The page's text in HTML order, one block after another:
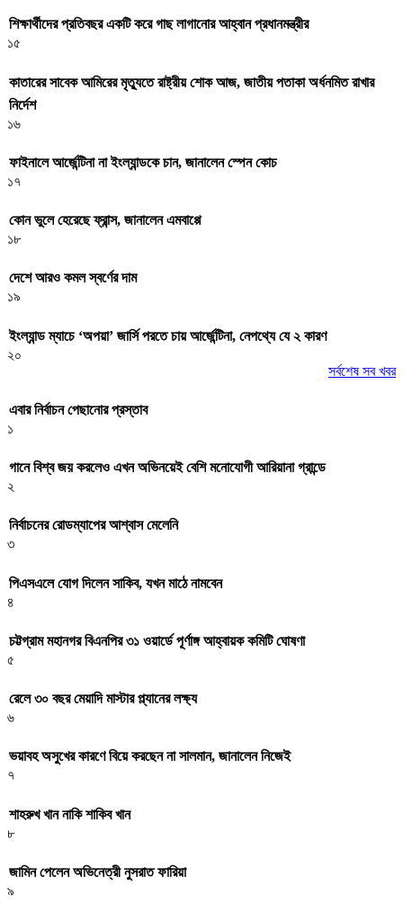
শিক্ষার্থীদের প্রতিবছর একটি করে গাছ লাগানোর আহ্বান প্রধানমন্ত্রীর
১৫
কাতারের সাবেক আমিরের মৃত্যুতে রাষ্ট্রীয় শোক আজ, জাতীয় পতাকা অর্ধনমিত রাখার
নির্দেশ
১৬
ফাইনালে আর্জেন্টিনা না ইংল্যান্ডকে চান, জানালেন স্পেন কোচ
১৭
কোন ভুলে হেরেছে ফ্রান্স, জানালেন এমবাপ্পে
১৮
দেশে আরও কমল স্বর্ণের দাম
১৯
ইংল্যান্ড ম্যাচে ‘অপয়া’ জার্সি পরতে চায় আর্জেন্টিনা, নেপথ্যে যে ২ কারণ
২০
সর্বশেষ সব খবর
এবার নির্বাচন পেছানোর প্রস্তাব
১
গানে বিশ্ব জয় করলেও এখন অভিনয়েই বেশি মনোযোগী আরিয়ানা গ্রান্ডে
২
নির্বাচনের রোডম্যাপের আশ্বাস মেলেনি
৩
পিএসএলে যোগ দিলেন সাকিব, যখন মাঠে নামবেন
৪
চট্টগ্রাম মহানগর বিএনপির ৩১ ওয়ার্ডে পূর্ণাঙ্গ আহ্বায়ক কমিটি ঘোষণা
৫
রেলে ৩০ বছর মেয়াদি মাস্টার প্ল্যানের লক্ষ্য
৬
ভয়াবহ অসুখের কারণে বিয়ে করছেন না সালমান, জানালেন নিজেই
৭
শাহরুখ খান নাকি শাকিব খান
৮
জামিন পেলেন অভিনেত্রী নুসরাত ফারিয়া
৯